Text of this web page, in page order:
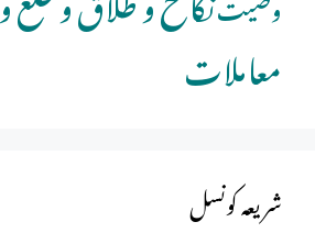
معاملات
شریعہ کونسل